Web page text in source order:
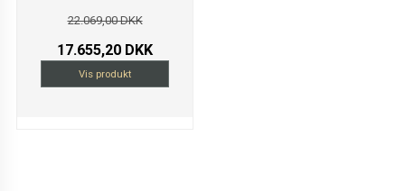
22.069,00 DKK
17.655,20 DKK
Vis produkt